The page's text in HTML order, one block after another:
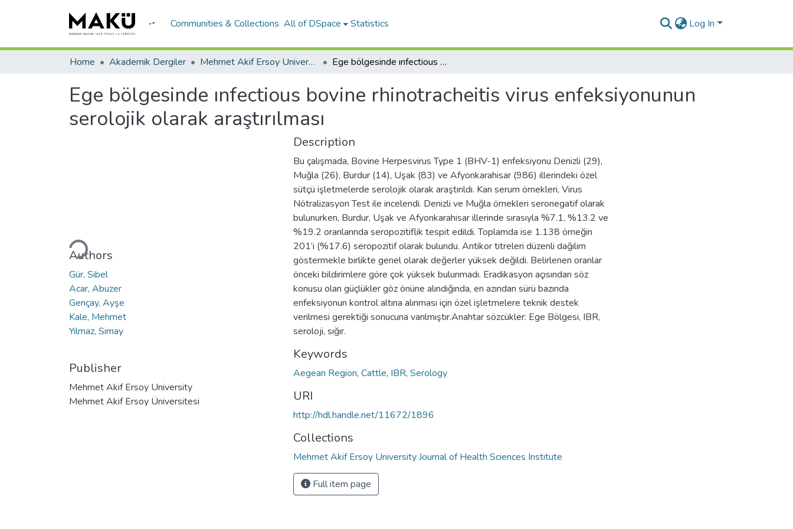
Communities & Collections All of DSpace Statistics Log In
Home Akademik Dergiler Mehmet Akif Ersoy University Journal of Health Sciences Institute Ege bölgesinde ınfectious bovine rhinotracheitis virus enfeksiyonunun serolojik olarak araştırılması
Ege bölgesinde ınfectious bovine rhinotracheitis virus enfeksiyonunun
serolojik olarak araştırılması
Loading...
Authors
Gür, Sibel
Acar, Abuzer
Gençay, Ayşe
Kale, Mehmet
Yılmaz, Simay
Publisher
Mehmet Akif Ersoy University
Mehmet Akif Ersoy Üniversitesi
Description
Bu çalışmada, Bovine Herpesvirus Type 1 (BHV-1) enfeksiyonu Denizli (29),
Muğla (26), Burdur (14), Uşak (83) ve Afyonkarahisar (986) illerindeki özel
sütçü işletmelerde serolojik olarak araştırıldı. Kan serum örnekleri, Virus
Nötralizasyon Test ile incelendi. Denizli ve Muğla örnekleri seronegatif olarak
bulunurken, Burdur, Uşak ve Afyonkarahisar illerinde sırasıyla %7.1, %13.2 ve
%19.2 oranlarında seropozitiflik tespit edildi. Toplamda ise 1.138 örneğin
201’i (%17.6) seropozitif olarak bulundu. Antikor titreleri düzenli dağılım
göstermekle birlikte genel olarak değerler yüksek değildi. Belirlenen oranlar
önceki bildirimlere göre çok yüksek bulunmadı. Eradikasyon açısından söz
konusu olan güçlükler göz önüne alındığında, en azından sürü bazında
enfeksiyonun kontrol altına alınması için özel işletmelere teknik destek
verilmesi gerektiği sonucuna varılmıştır.Anahtar sözcükler: Ege Bölgesi, IBR,
seroloji, sığır.
Keywords
Aegean Region, Cattle, IBR, Serology
URI
http://hdl.handle.net/11672/1896
Collections
Mehmet Akif Ersoy University Journal of Health Sciences Institute
Full item page